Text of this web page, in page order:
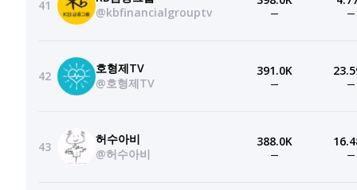
41
@kbfinancialgrouptv
— —
42
호형제TV
@호형제TV
391.0K
— —
43
허수아비
@허수아비
388.0K
— —